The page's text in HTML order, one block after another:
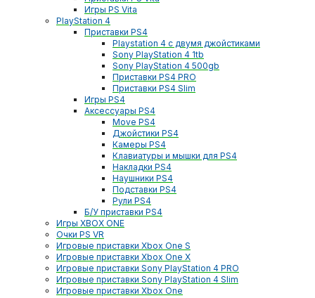
Игры PS Vita
PlayStation 4
Приставки PS4
Playstation 4 с двумя джойстиками
Sony PlayStation 4 1tb
Sony PlayStation 4 500gb
Приставки PS4 PRO
Приставки PS4 Slim
Игры PS4
Аксессуары PS4
Move PS4
Джойстики PS4
Камеры PS4
Клавиатуры и мышки для PS4
Накладки PS4
Наушники PS4
Подставки PS4
Рули PS4
Б/У приставки PS4
Игры XBOX ONE
Очки PS VR
Игровые приставки Xbox One S
Игровые приставки Xbox One X
Игровые приставки Sony PlayStation 4 PRO
Игровые приставки Sony PlayStation 4 Slim
Игровые приставки Xbox One